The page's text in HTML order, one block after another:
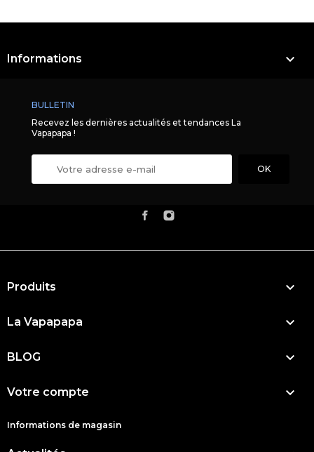
Informations 
BULLETIN
Recevez les dernières actualités et tendances La
Vapapapa !
Produits 
La Vapapapa 
BLOG 
Votre compte 
Informations de magasin